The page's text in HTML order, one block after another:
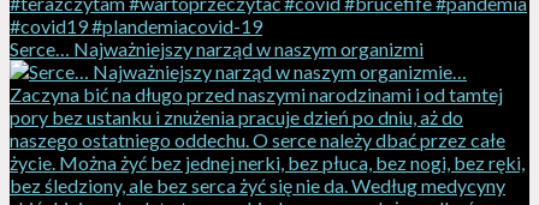
Serce… Najważniejszy narząd w naszym organizmi